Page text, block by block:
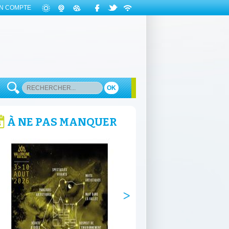
COMPTE
OK
À NE PAS MANQUER